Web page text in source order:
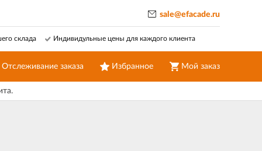
Отслеживание заказа Избранное Мой заказ
склада Индивидульные цены для каждого клиента
sale@efacade.ru